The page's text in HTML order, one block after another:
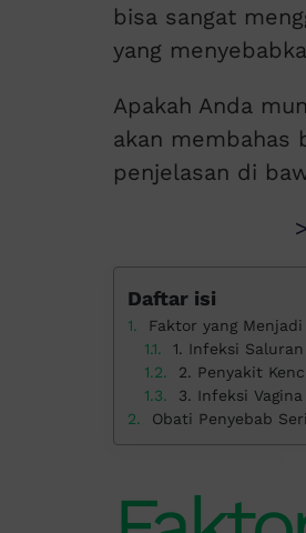
bisa sangat
yang
Apakah Anda
akan membahas
penjelasan di
Daftar isi
Faktor yang
1. Infeksi
2. Penyakit
3. Infeksi
Obati Penyebab